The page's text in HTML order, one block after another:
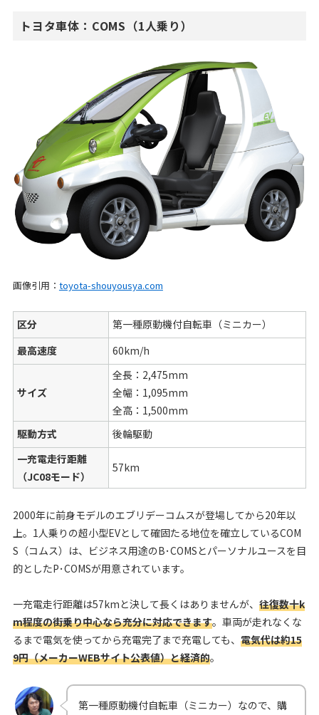
トヨタ車体：COMS（1人乗り）
画像引用： toyota-shouyousya.com
区分
第一種原動機付自転車（ミニカー）
最高速度
60km/h
サイズ
全長：2,475mm
全幅：1,095mm
全高：1,500mm
駆動方式
後輪駆動
一充電走行距離
（JC08モード）
57km
2000年に前身モデルのエブリデーコムスが登場してから20年以
上。1人乗りの超小型EVとして確固たる地位を確立しているCOM
S（コムス）は、ビジネス用途のB･COMSとパーソナルユースを目
的としたP･COMSが用意されています。
一充電走行距離は57kmと決して長くはありませんが、 往復数十k
m程度の街乗り中心なら充分に対応できます。車両が走れなくな
るまで電気を使ってから充電完了まで充電しても、 電気代は約15
9円（メーカーWEBサイト公表値）と経済的。
第一種原動機付自転車（ミニカー）なので、購